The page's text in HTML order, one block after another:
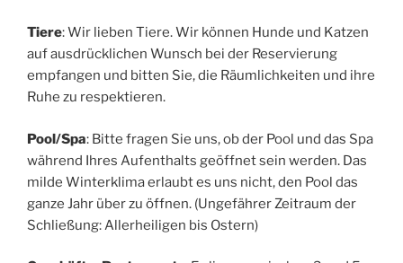
Tiere: Wir lieben Tiere. Wir können Hunde und Katzen
auf ausdrücklichen Wunsch bei der Reservierung
empfangen und bitten Sie, die Räumlichkeiten und ihre
Ruhe zu respektieren.
Pool/Spa: Bitte fragen Sie uns, ob der Pool und das Spa
während Ihres Aufenthalts geöffnet sein werden. Das
milde Winterklima erlaubt es uns nicht, den Pool das
ganze Jahr über zu öffnen. (Ungefährer Zeitraum der
Schließung: Allerheiligen bis Ostern)